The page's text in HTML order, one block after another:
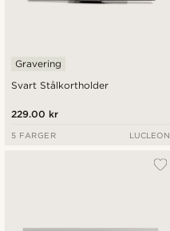
Svart Stålkortholder
Gravering
229.00 kr
5 FARGER LUCLEON